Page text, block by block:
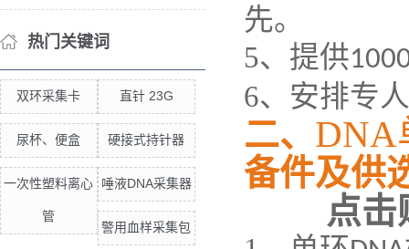
热门关键词
双环采集卡 直针 23G
尿杯、便盒 硬接式持针器
一次性塑料离心
管
唾液DNA采集器
警用血样采集包
先。
5、提供
6、安排专
二、 DNA
备件及供
点击